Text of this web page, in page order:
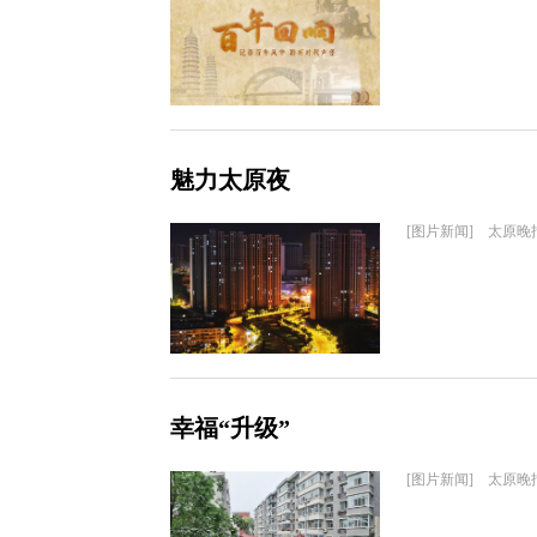
魅力太原夜
[图片新闻] 太原晚
幸福“升级”
[图片新闻] 太原晚